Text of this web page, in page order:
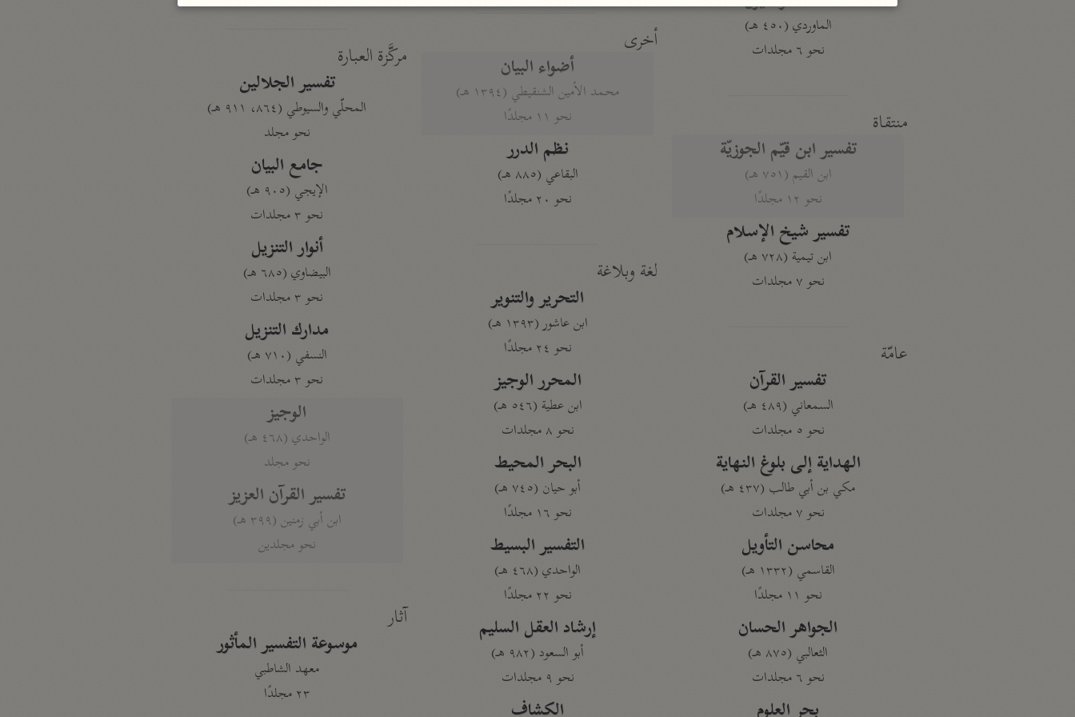
الماوردي (٤٥٠ هـ)
نحو ٦ مجلدات
منتقاة
تفسير ابن قيّم الجوزيّة
ابن القيم (٧٥١ هـ)
نحو ١٢ مجلدًا
تفسير شيخ الإسلام
ابن تيمية (٧٢٨ هـ)
نحو ٧ مجلدات
عامّة
تفسير القرآن
السمعاني (٤٨٩ هـ)
نحو ٥ مجلدات
الهداية إلى بلوغ النهاية
مكي بن أبي طالب (٤٣٧ هـ)
نحو ٧ مجلدات
محاسن التأويل
القاسمي (١٣٣٢ هـ)
نحو ١١ مجلدًا
الجواهر الحسان
الثعالبي (٨٧٥ هـ)
نحو ٦ مجلدات
أخرى
أضواء البيان
محمد الأمين الشنقيطي (١٣٩٤ هـ)
نحو ١١ مجلدًا
نظم الدرر
البقاعي (٨٨٥ هـ)
نحو ٢٠ مجلدًا
لغة وبلاغة
التحرير والتنوير
ابن عاشور (١٣٩٣ هـ)
نحو ٢٤ مجلدًا
المحرر الوجيز
ابن عطية (٥٤٦ هـ)
نحو ٨ مجلدات
البحر المحيط
أبو حيان (٧٤٥ هـ)
نحو ١٦ مجلدًا
التفسير البسيط
الواحدي (٤٦٨ هـ)
نحو ٢٢ مجلدًا
إرشاد العقل السليم
أبو السعود (٩٨٢ هـ)
نحو ٩ مجلدات
مركَّزة العبارة
تفسير الجلالين
المحلّي والسيوطي (٨٦٤، ٩١١ هـ)
نحو مجلد
جامع البيان
الإيجي (٩٠٥ هـ)
نحو ٣ مجلدات
أنوار التنزيل
البيضاوي (٦٨٥ هـ)
نحو ٣ مجلدات
مدارك التنزيل
النسفي (٧١٠ هـ)
نحو ٣ مجلدات
الوجيز
الواحدي (٤٦٨ هـ)
نحو مجلد
تفسير القرآن العزيز
ابن أبي زمنين (٣٩٩ هـ)
نحو مجلدين
آثار
موسوعة التفسير المأثور
معهد الشاطبي
٢٣ مجلدًا